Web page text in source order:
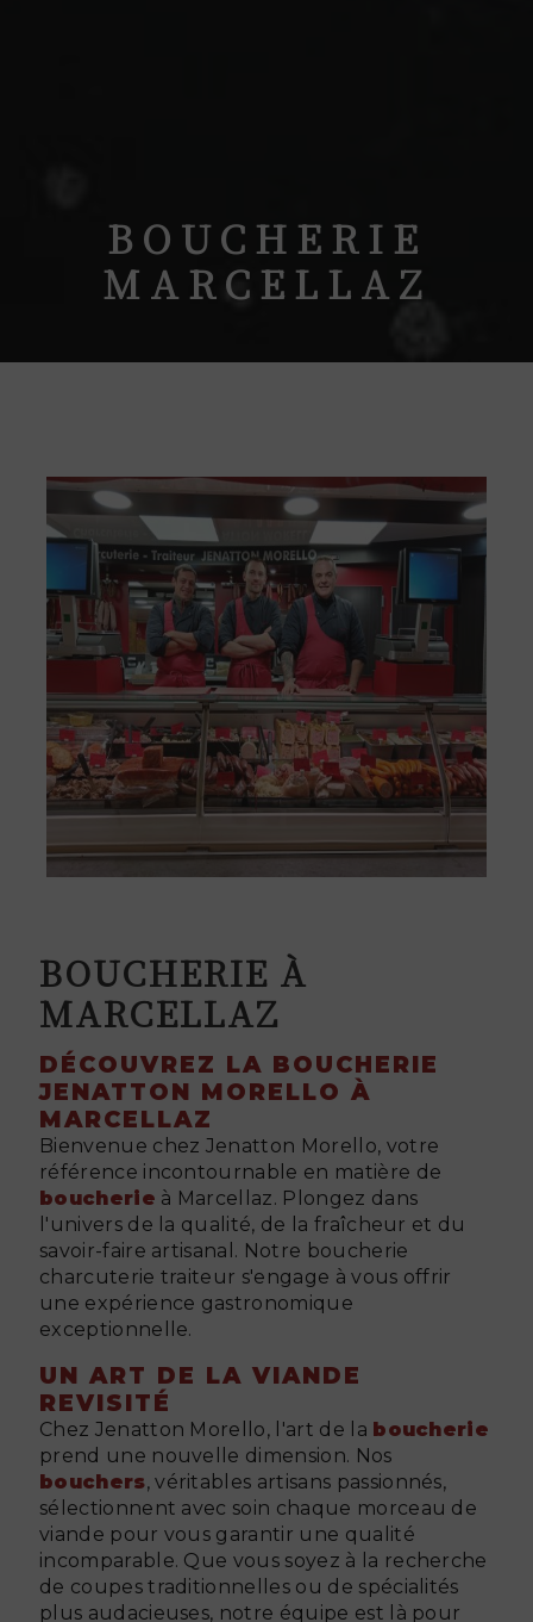
BOUCHERIE
MARCELLAZ
BOUCHERIE À
MARCELLAZ
DÉCOUVREZ LA BOUCHERIE
JENATTON MORELLO À
MARCELLAZ
Bienvenue chez Jenatton Morello, votre
référence incontournable en matière de
boucherie à Marcellaz. Plongez dans
l'univers de la qualité, de la fraîcheur et du
savoir-faire artisanal. Notre boucherie
charcuterie traiteur s'engage à vous offrir
une expérience gastronomique
exceptionnelle.
UN ART DE LA VIANDE
REVISITÉ
Chez Jenatton Morello, l'art de la boucherie
prend une nouvelle dimension. Nos
bouchers, véritables artisans passionnés,
sélectionnent avec soin chaque morceau de
viande pour vous garantir une qualité
incomparable. Que vous soyez à la recherche
de coupes traditionnelles ou de spécialités
plus audacieuses, notre équipe est là pour